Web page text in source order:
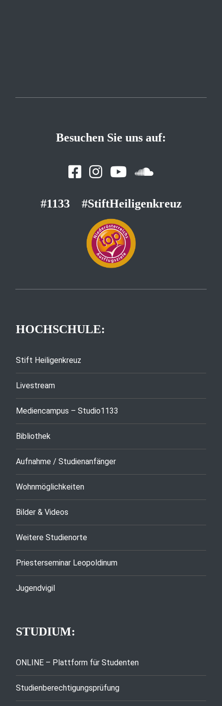
Besuchen Sie uns auf:
#1133 #StiftHeiligenkreuz
HOCHSCHULE:
Stift Heiligenkreuz
Livestream
Mediencampus – Studio1133
Bibliothek
Aufnahme / Studienanfänger
Wohnmöglichkeiten
Bilder & Videos
Weitere Studienorte
Priesterseminar Leopoldinum
Jugendvigil
STUDIUM:
ONLINE – Plattform für Studenten
Studienberechtigungsprüfung